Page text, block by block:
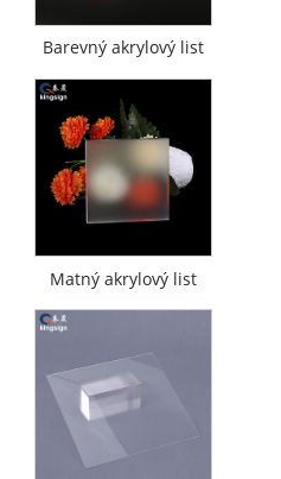
Barevný akrylový list
Matný akrylový list